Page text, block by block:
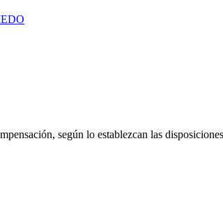
según lo establezcan las